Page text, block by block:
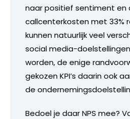
naar positief sentiment en
callcenterkosten met 33%
kunnen natuurlijk veel
social media-
worden, de enige
gekozen KPI’s daarin ook
de
Bedoel je daar NPS mee?